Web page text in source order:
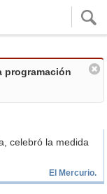
programación
celebró la medida
El Mercurio.